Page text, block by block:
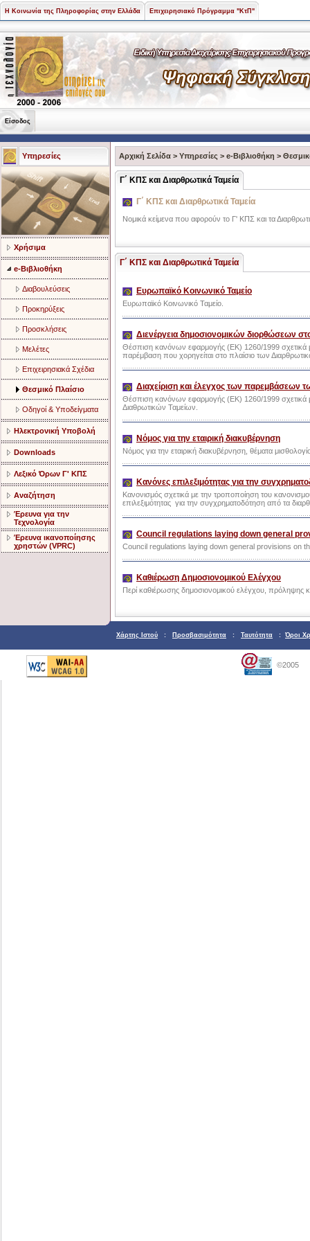
Η Κοινωνία της Πληροφορίας στην Ελλάδα Επιχειρησιακό Πρόγραμμα "ΚτΠ"
Είσοδος
Υπηρεσίες
Χρήσιμα
e-Βιβλιοθήκη
Διαβουλεύσεις
Προκηρύξεις
Προσκλήσεις
Μελέτες
Επιχειρησιακά Σχέδια
Θεσμικό Πλαίσιο
Οδηγοί & Υποδείγματα
Ηλεκτρονική Υποβολή
Downloads
Λεξικό Όρων Γ' ΚΠΣ
Αναζήτηση
Έρευνα για την
Τεχνολογία
Έρευνα ικανοποίησης
χρηστών (VPRC)
Αρχική Σελίδα > Υπηρεσίες > e-Βιβλιοθήκη >
Γ΄ ΚΠΣ και Διαρθρωτικά Ταμεία
Γ΄ ΚΠΣ και Διαρθρωτικά Ταμεία
Νομικά κείμενα που αφορούν το Γ' ΚΠΣ και τα
Γ΄ ΚΠΣ και Διαρθρωτικά Ταμεία
Ευρωπαϊκό Κοινωνικό Ταμείο
Ευρωπαϊκό Κοινωνικό Ταμείο.
Διενέργεια δημοσιονομικών διορθώσεων
Θέσπιση κανόνων εφαρμογής (EK) 1260/1999 σχετικά
παρέμβαση που χορηγείται στο πλαίσιο των
Διαχείριση και έλεγχος των παρεμβάσεων
Θέσπιση κανόνων εφαρμογής (ΕΚ) 1260/1999 σχετικά
Διαθρωτικών Ταμείων.
Νόμος για την εταιρική διακυβέρνηση
Νόμος για την εταιρική διακυβέρνηση, θέματα
Κανόνες επιλεξιμότητας για την
Κανονισμός σχετικά με την τροποποίηση του
επιλεξιμότητας για την συγχρηματοδότηση από τα
Council regulations laying down general
Council regulations laying down general provisions on
Καθιέρωση Δημοσιονομικού Ελέγχου
Περί καθιέρωσης δημοσιονομικού ελέγχου,
Χάρτης Ιστού : Προσβασιμότητα : Ταυτότητα : Όροι
©2005